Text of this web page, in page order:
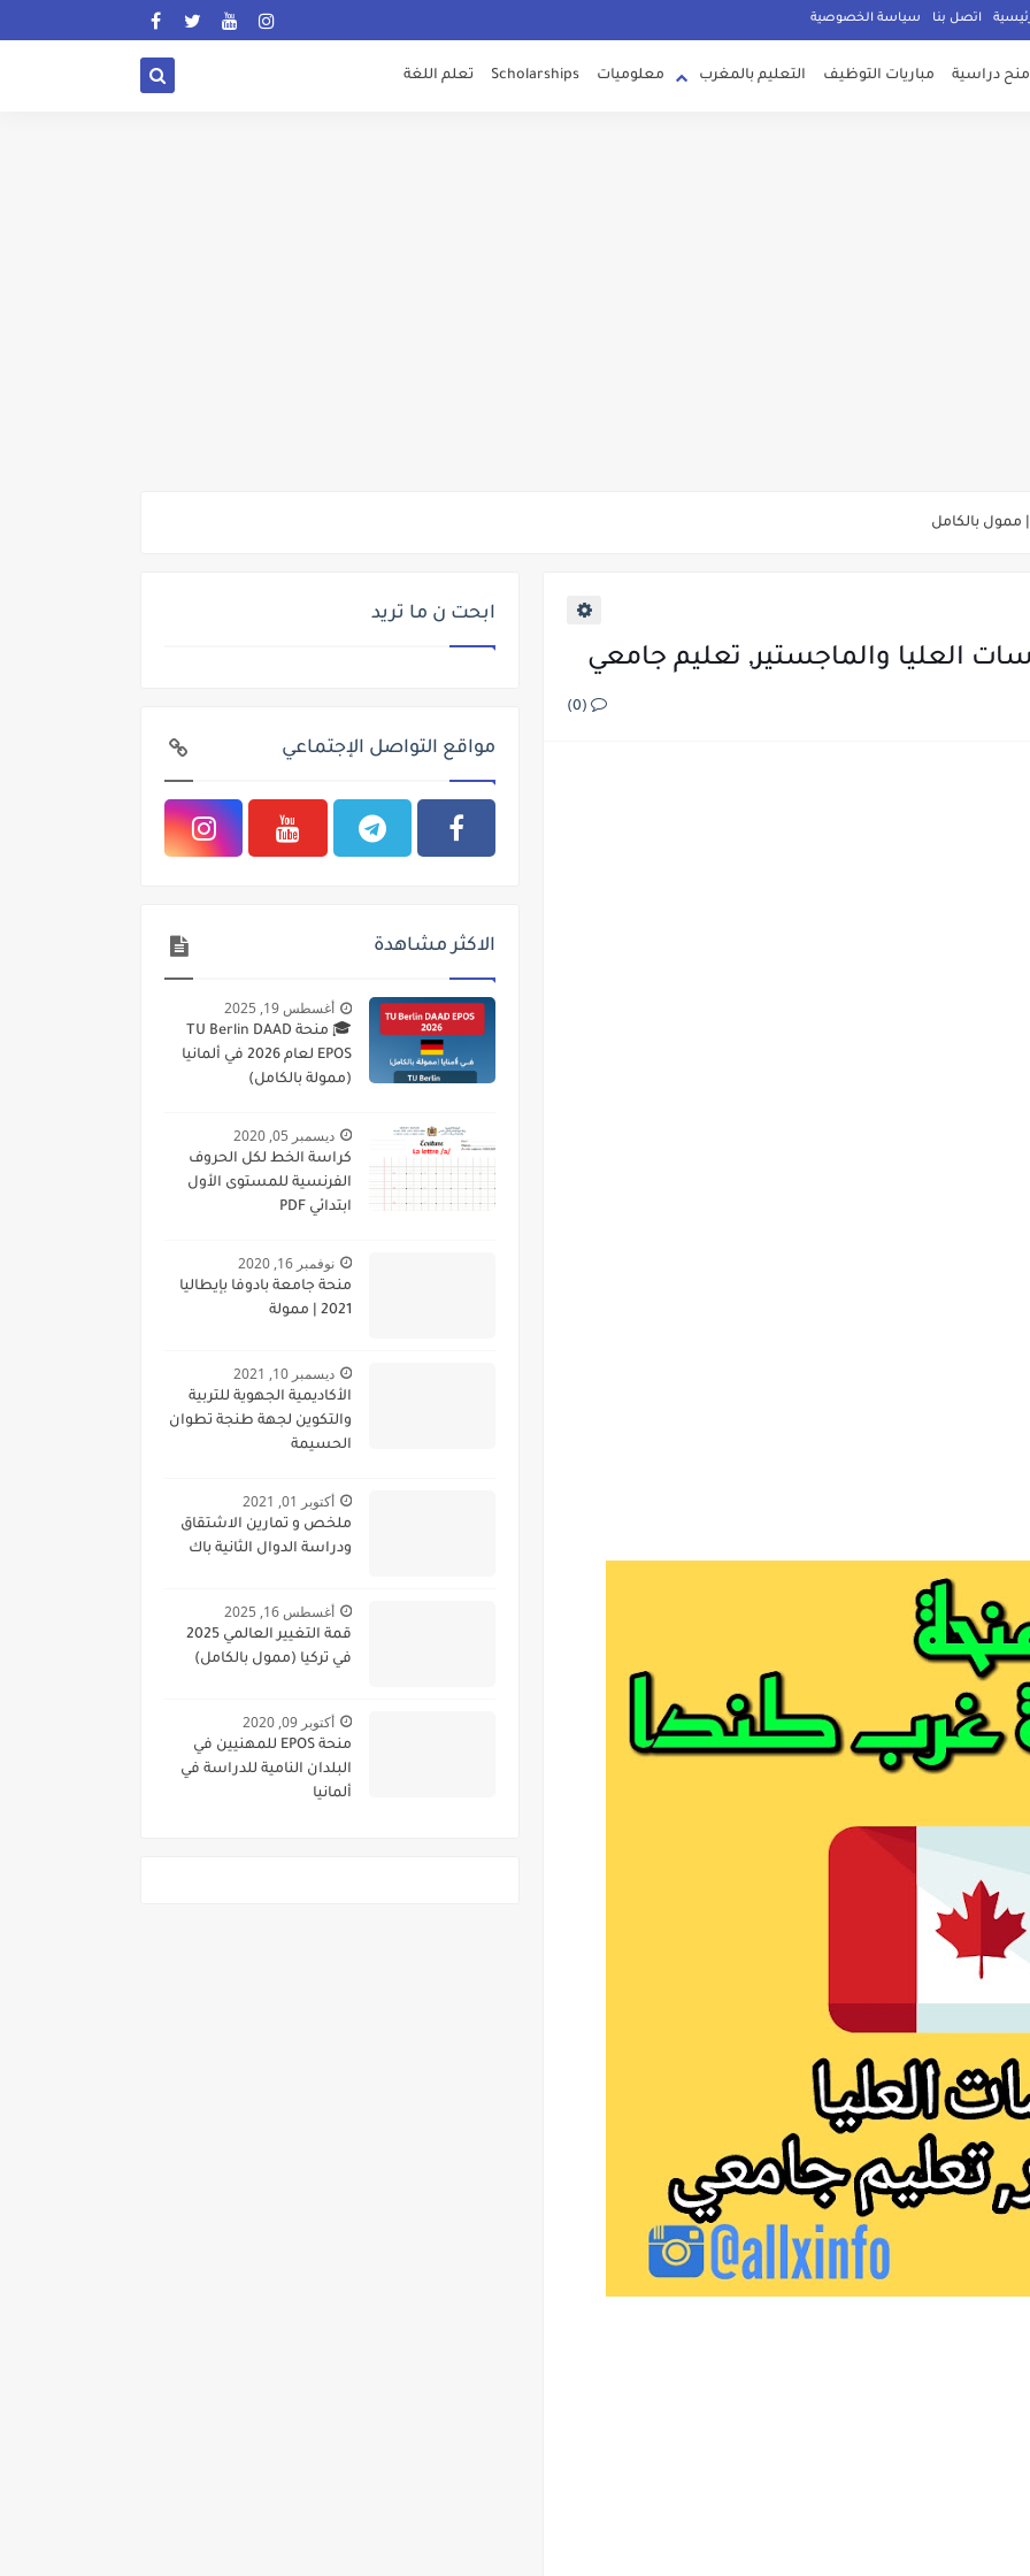
اتصل بنا سياسة الخصوصية
منح دراسية مباريات التوظيف التعليم بالمغرب معلوميات Scholarships تعلم اللغة
310 منحة
العليا والماجستير, تعليم جامعي
(0)
ابحت ن ما تريد
مواقع التواصل الإجتماعي
الاكثر مشاهدة
أغسطس 19, 2025
🎓 منحة TU Berlin DAAD
EPOS لعام 2026 في ألمانيا
(ممولة بالكامل)
ديسمبر 05, 2020
كراسة الخط لكل الحروف
الفرنسية للمستوى الأول
ابتدائي PDF
نوفمبر 16, 2020
منحة جامعة بادوفا بإيطاليا
2021 | ممولة
ديسمبر 10, 2021
الأكاديمية الجهوية للتربية
والتكوين لجهة طنجة تطوان
الحسيمة
أكتوبر 01, 2021
ملخص و تمارين الاشتقاق
ودراسة الدوال الثانية باك
أغسطس 16, 2025
قمة التغيير العالمي 2025
في تركيا (ممول بالكامل)
أكتوبر 09, 2020
منحة EPOS للمهنيين في
البلدان النامية للدراسة في
ألمانيا